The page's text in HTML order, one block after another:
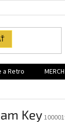
a Retro MERCH
Key